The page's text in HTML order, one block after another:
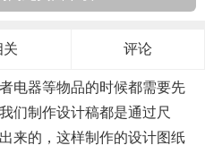
关 评论
电器等物品的时候都需要先
们制作设计稿都是通过尺
来的，这样制作的设计图纸